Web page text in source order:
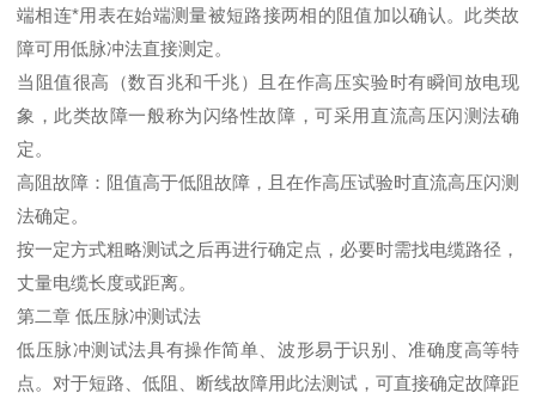
端相连*用表在始端测量被短路接两相的阻值加以确认。此类故
障可用低脉冲法直接测定。
当阻值很高（数百兆和千兆）且在作高压实验时有瞬间放电现
象，此类故障一般称为闪络性故障，可采用直流高压闪测法确
定。
高阻故障：阻值高于低阻故障，且在作高压试验时直流高压闪测
法确定。
按一定方式粗略测试之后再进行确定点，必要时需找电缆路径，
丈量电缆长度或距离。
第二章 低压脉冲测试法
低压脉冲测试法具有操作简单、波形易于识别、准确度高等特
点。对于短路、低阻、断线故障用此法测试，可直接确定故障距